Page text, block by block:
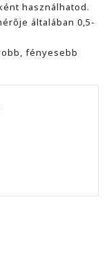
használhatod.
általában 0,5-
fényesebb